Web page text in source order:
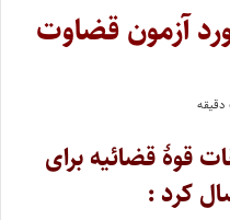
آزمون قضاوت
دقیقه
قوۀ قضائیه برای
کرد :